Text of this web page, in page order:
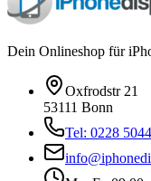
Dein Onlineshop für
Oxfrodstr 21
53111 Bonn
Tel: 0228